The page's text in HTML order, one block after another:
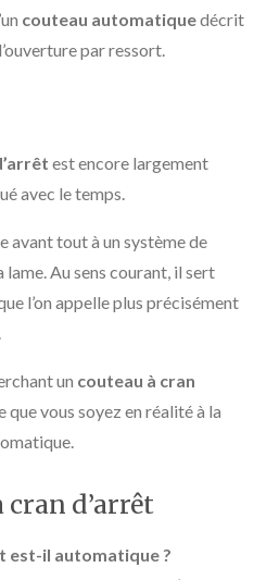
couteau automatiquedécrit
par ressort.
est encore largement
avec le temps.
avant tout à un système de
Au sens courant, il sert
l’on appelle plus précisément
un couteau à cran
que vous soyez en réalité à la
cran d’arrêt
est-il automatique ?